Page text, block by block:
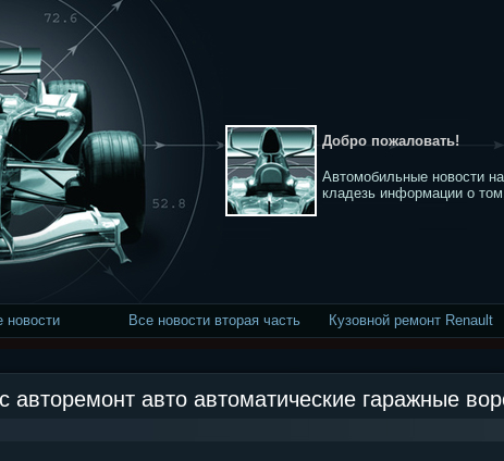
Добро пожаловать!
Автомобильные новости
кладезь информации о
новости Все новости вторая часть Кузовной ремонт Renault
авторемонт авто автоматические гаражные